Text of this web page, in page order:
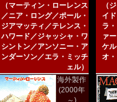
（マーティン・ローレンス
／ニア・ロング／ポール・
ジアマッティ／テレンス・
ハワード／ジャッシャ・ワ
シントン／アンソニー・ア
ンダーソン／エラ・ミッチ
ェル）
海外製作
(2000年
～)
（
イ
ラ
ァ
ケ
オ